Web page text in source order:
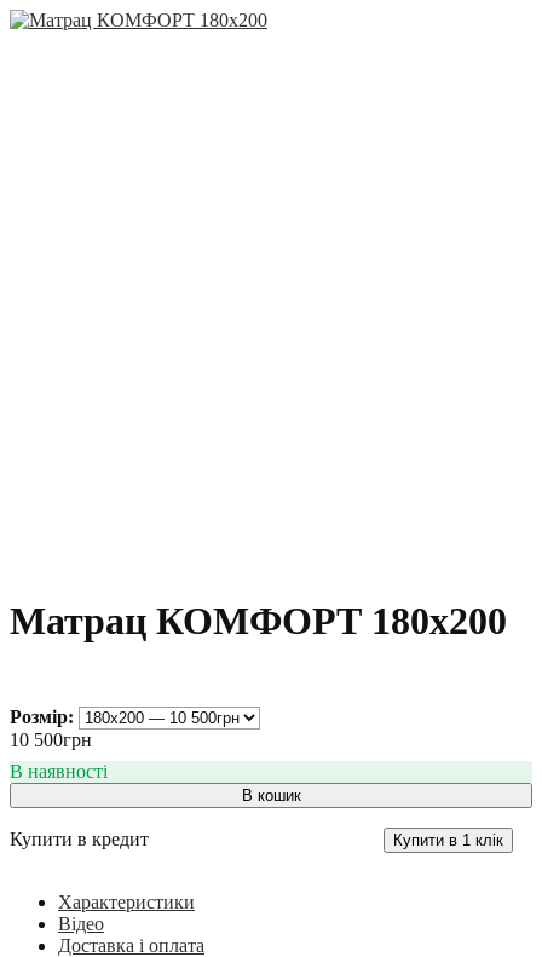
Матрац КОМФОРТ 180х200
Розмір:
10 500грн
В кошик
Купити в кредит Купити в 1 клік
Характеристики
Відео
Доставка і оплата